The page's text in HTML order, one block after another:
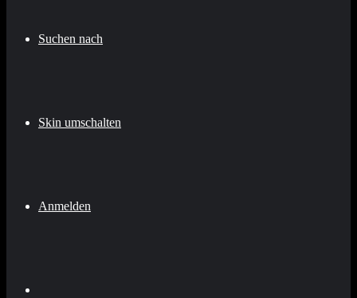
Suchen nach
Skin umschalten
Anmelden